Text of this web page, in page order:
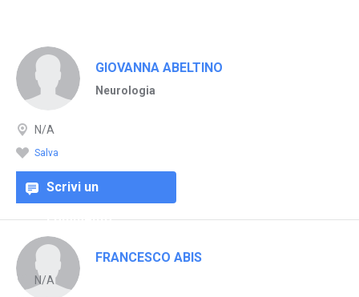
GIOVANNA ABELTINO
Neurologia
N/A
Salva
Scrivi un
commento
FRANCESCO ABIS
N/A